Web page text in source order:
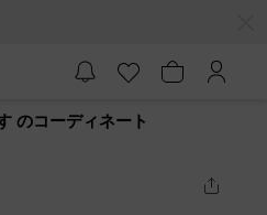
のコーディネート